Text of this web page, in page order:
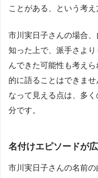
ことがある、という考え
市川実日子さんの場合
知った上で、派手さよ
んできた可能性も考え
的に語ることはできま
なって見える点は、多
分です。
名付けエピソードが
市川実日子さんの名前